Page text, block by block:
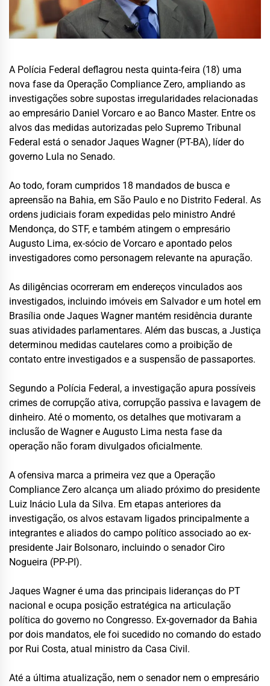
A Polícia Federal deflagrou nesta quinta-feira (18) uma
nova fase da Operação Compliance Zero, ampliando as
investigações sobre supostas irregularidades relacionadas
ao empresário Daniel Vorcaro e ao Banco Master. Entre os
alvos das medidas autorizadas pelo Supremo Tribunal
Federal está o senador Jaques Wagner (PT-BA), líder do
governo Lula no Senado.
Ao todo, foram cumpridos 18 mandados de busca e
apreensão na Bahia, em São Paulo e no Distrito Federal. As
ordens judiciais foram expedidas pelo ministro André
Mendonça, do STF, e também atingem o empresário
Augusto Lima, ex-sócio de Vorcaro e apontado pelos
investigadores como personagem relevante na apuração.
As diligências ocorreram em endereços vinculados aos
investigados, incluindo imóveis em Salvador e um hotel em
Brasília onde Jaques Wagner mantém residência durante
suas atividades parlamentares. Além das buscas, a Justiça
determinou medidas cautelares como a proibição de
contato entre investigados e a suspensão de passaportes.
Segundo a Polícia Federal, a investigação apura possíveis
crimes de corrupção ativa, corrupção passiva e lavagem de
dinheiro. Até o momento, os detalhes que motivaram a
inclusão de Wagner e Augusto Lima nesta fase da
operação não foram divulgados oficialmente.
A ofensiva marca a primeira vez que a Operação
Compliance Zero alcança um aliado próximo do presidente
Luiz Inácio Lula da Silva. Em etapas anteriores da
investigação, os alvos estavam ligados principalmente a
integrantes e aliados do campo político associado ao ex-
presidente Jair Bolsonaro, incluindo o senador Ciro
Nogueira (PP-PI).
Jaques Wagner é uma das principais lideranças do PT
nacional e ocupa posição estratégica na articulação
política do governo no Congresso. Ex-governador da Bahia
por dois mandatos, ele foi sucedido no comando do estado
por Rui Costa, atual ministro da Casa Civil.
Até a última atualização, nem o senador nem o empresário